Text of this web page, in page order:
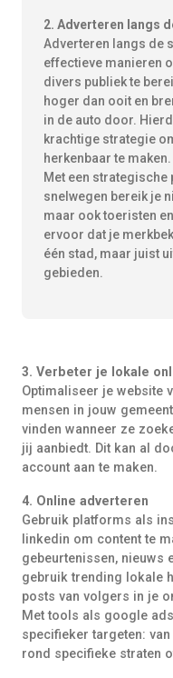
2. Adverteren langs
Adverteren langs de
effectieve manieren
divers publiek te
hoger dan ooit en
in de auto door.
krachtige strategie
herkenbaar te maken.
Met een
snelwegen bereik je
maar ook toeristen
ervoor dat je
één stad, maar juist
gebieden.
3. Verbeter je lokale
Optimaliseer je website
mensen in jouw
vinden wanneer ze
jij aanbiedt. Dit kan al
account aan te maken.
4. Online adverteren
Gebruik platforms als
linkedin om content te
gebeurtenissen, nieuws
gebruik trending lokale
posts van volgers in je
Met tools als google
specifieker targeten:
rond specifieke straten